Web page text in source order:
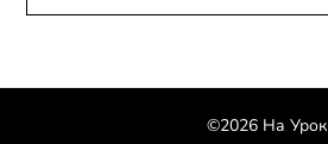
©2026 На Урок